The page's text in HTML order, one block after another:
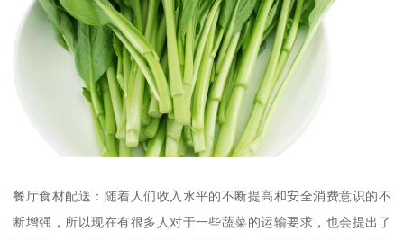
餐厅食材配送：随着人们收入水平的不断提高和安全消费意识的不
断增强，所以现在有很多人对于一些蔬菜的运输要求，也会提出了